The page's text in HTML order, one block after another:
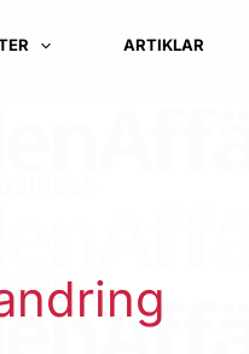
ARTIKLAR